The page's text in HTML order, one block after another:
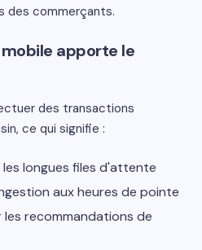
des commerçants.
apporte le
des transactions
ce qui signifie :
longues files d'attente
aux heures de pointe
recommandations de